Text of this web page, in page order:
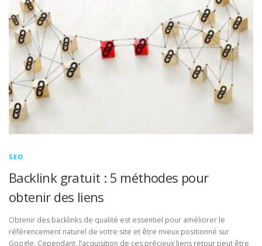
SEO
Backlink gratuit : 5 méthodes pour
obtenir des liens
Obtenir des backlinks de qualité est essentiel pour améliorer le
référencement naturel de votre site et être mieux positionné sur
Google. Cependant, l’acquisition de ces précieux liens retour peut être